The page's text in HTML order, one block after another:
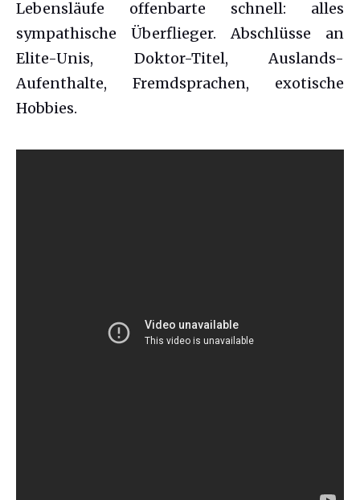
Lebensläufe offenbarte schnell: alles
sympathische Überflieger. Abschlüsse an
Elite-Unis, Doktor-Titel, Auslands-
Aufenthalte, Fremdsprachen, exotische
Hobbies.